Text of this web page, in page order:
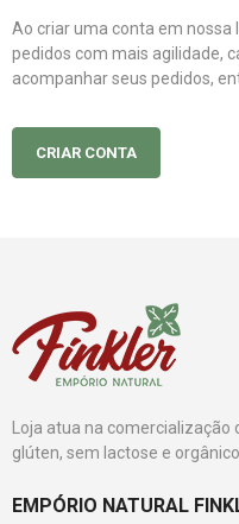
Ao criar uma conta em nossa
pedidos com mais agilidade,
acompanhar seus pedidos,
CRIAR CONTA
Loja atua na
glúten, sem lactose e
EMPÓRIO NATURAL